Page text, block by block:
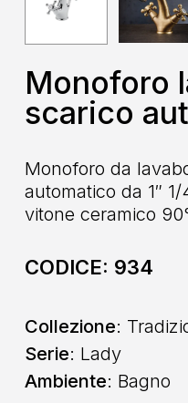
Monoforo
scarico
Monoforo da
automatico da 1″
vitone ceramico
CODICE: 934
Collezione:
Serie: Lady
Ambiente: Bagno